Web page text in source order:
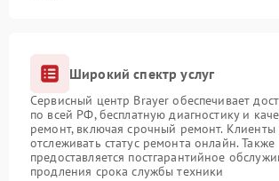
Широкий спектр услуг
Сервисный центр Brayer обеспечивает
по всей РФ, бесплатную диагностику и
ремонт, включая срочный ремонт. Клиенты
отслеживать статус ремонта онлайн. Также
предоставляется постгарантийное
продления срока службы техники